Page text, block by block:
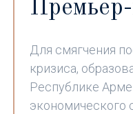
Для смягчения
кризиса,
Республике
экономического